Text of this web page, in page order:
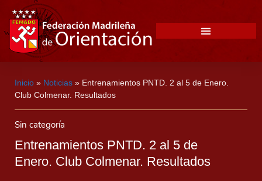
Inicio » Noticias » Entrenamientos PNTD. 2 al 5 de Enero.
Club Colmenar. Resultados
Sin categoría
Entrenamientos PNTD. 2 al 5 de
Enero. Club Colmenar. Resultados